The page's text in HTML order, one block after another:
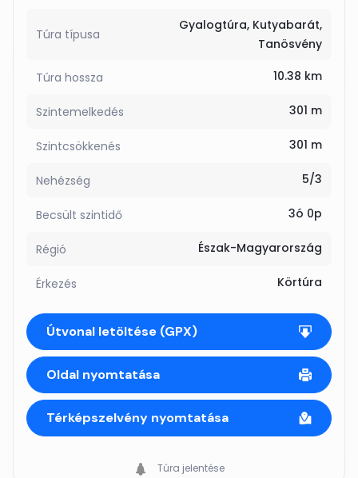
Túra típusa
Gyalogtúra Kutyabarát
Tanösvény
Túra hossza 10.38 km
Szintemelkedés 301 m
Szintcsökkenés 301 m
Nehézség 5/3
Becsült szintidő 3ó 0p
Régió Észak-Magyarország
Érkezés Körtúra
Útvonal letöltése (GPX)
Oldal nyomtatása
Térképszelvény nyomtatása
Túra jelentése